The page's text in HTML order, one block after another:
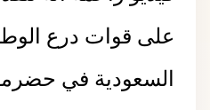
على قوات درع
السعودية في